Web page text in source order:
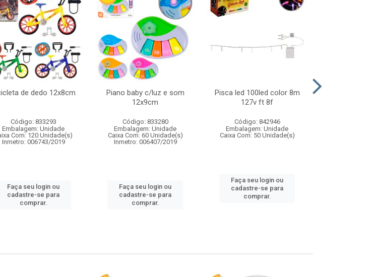
de dedo 12x8cm
Código: 833293
Embalagem: Unidade
Com: 120 Unidade(s)
Inmetro: 006743/2019
Faça seu login ou
cadastre-se para
comprar.
Piano baby c/luz e som
12x9cm
Código: 833280
Embalagem: Unidade
Caixa Com: 60 Unidade(s)
Inmetro: 006407/2019
Faça seu login ou
cadastre-se para
comprar.
Pisca led 100led color 8m
127v ft 8f
Código: 842946
Embalagem: Unidade
Caixa Com: 50 Unidade(s)
Faça seu login ou
cadastre-se para
comprar.